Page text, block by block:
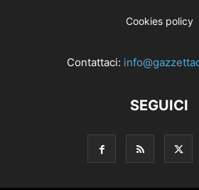
Cookies policy
Contattaci:
SEGUICI